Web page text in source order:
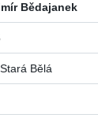
Bědajanek
Bělá